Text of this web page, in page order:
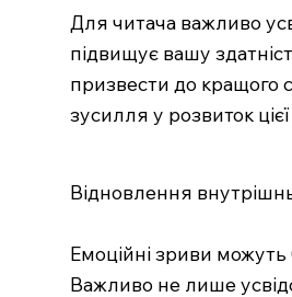
Для читача важливо
підвищує вашу
призвести до кращого
зусилля у розвиток
Відновлення
Емоційні зриви
Важливо не лише